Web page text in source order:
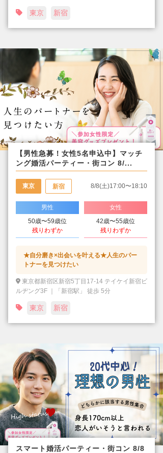
東京 新宿
【男性急募！女性5名申込中】マッチ
ング婚活パーティー・街コン 8/...
東京 新宿 8/8(土)17:00〜18:10
男性
50歳〜59歳位
残りわずか
女性
42歳〜55歳位
残りわずか
★自分磨き×出会いを叶える★人生のパー
トナーを見つけたい
東京都新宿区新宿5丁目17-14 テイケイ新宿ビ
ルヂング3F ｜「新宿駅」 徒歩 5分
東京 新宿
スマート婚活パーティー・街コン 8/8